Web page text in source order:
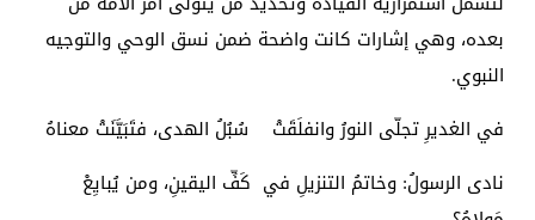
بعده، وهي إشارات كانت واضحة ضمن نسق الوحي والتوجيه
النبوي.
في الغديرِ تجلّى النورُ وانفلَقَتْ سُبُلُ الهدى، فتَبَيَّنَتْ معناهُ
نادى الرسولُ: وخاتمُ التنزيلِ في كَفِّ اليقينِ، ومن يُبايِعْ